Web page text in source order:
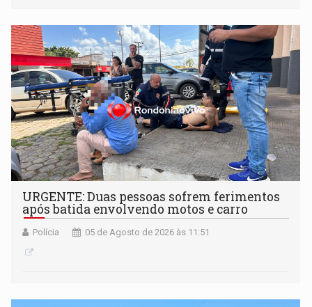
URGENTE: Duas pessoas sofrem ferimentos
após batida envolvendo motos e carro
Polícia 05 de Agosto de 2026 às 11:51